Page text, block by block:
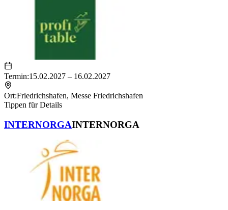
Termin:15.02.2027 – 16.02.2027
Ort:Friedrichshafen, Messe Friedrichshafen
Tippen für Details
INTERNORGAINTERNORGA